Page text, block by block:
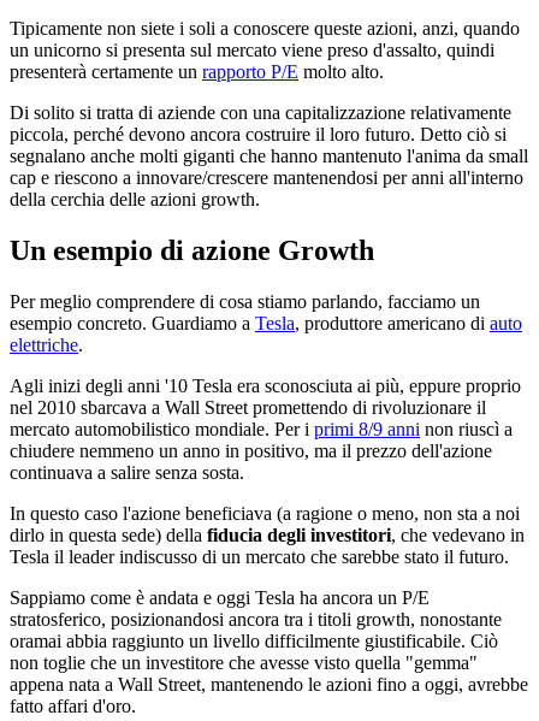
Tipicamente non siete i soli a conoscere queste azioni, anzi, quando
un unicorno si presenta sul mercato viene preso d'assalto, quindi
presenterà certamente un rapporto P/E molto alto.
Di solito si tratta di aziende con una capitalizzazione relativamente
piccola, perché devono ancora costruire il loro futuro. Detto ciò si
segnalano anche molti giganti che hanno mantenuto l'anima da small
cap e riescono a innovare/crescere mantenendosi per anni all'interno
della cerchia delle azioni growth.
Un esempio di azione Growth
Per meglio comprendere di cosa stiamo parlando, facciamo un
esempio concreto. Guardiamo a Tesla, produttore americano di auto
elettriche.
Agli inizi degli anni '10 Tesla era sconosciuta ai più, eppure proprio
nel 2010 sbarcava a Wall Street promettendo di rivoluzionare il
mercato automobilistico mondiale. Per i primi 8/9 anni non riuscì a
chiudere nemmeno un anno in positivo, ma il prezzo dell'azione
continuava a salire senza sosta.
In questo caso l'azione beneficiava (a ragione o meno, non sta a noi
dirlo in questa sede) della fiducia degli investitori, che vedevano in
Tesla il leader indiscusso di un mercato che sarebbe stato il futuro.
Sappiamo come è andata e oggi Tesla ha ancora un P/E
stratosferico, posizionandosi ancora tra i titoli growth, nonostante
oramai abbia raggiunto un livello difficilmente giustificabile. Ciò
non toglie che un investitore che avesse visto quella "gemma"
appena nata a Wall Street, mantenendo le azioni fino a oggi, avrebbe
fatto affari d'oro.